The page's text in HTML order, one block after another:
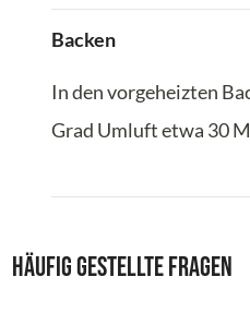
Backen
In den vorgeheizten
Grad Umluft etwa 30
Häufig gestellte Fragen